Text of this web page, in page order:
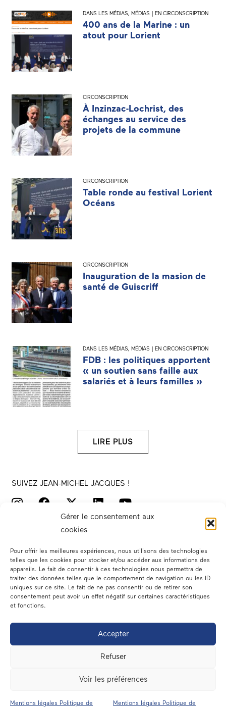
Gérer le consentement aux
cookies
Pour offrir les meilleures expériences, nous utilisons des technologies
telles que les cookies pour stocker et/ou accéder aux informations des
appareils. Le fait de consentir à ces technologies nous permettra de
traiter des données telles que le comportement de navigation ou les ID
uniques sur ce site. Le fait de ne pas consentir ou de retirer son
consentement peut avoir un effet négatif sur certaines caractéristiques
et fonctions.
Accepter
Refuser
Voir les préférences
Mentions légales Politique de Mentions légales Politique de
DANS LES MÉDIAS, MÉDIAS | EN CIRCONSCRIPTION
400 ans de la Marine : un
atout pour Lorient
CIRCONSCRIPTION
À Inzinzac-Lochrist, des
échanges au service des
projets de la commune
CIRCONSCRIPTION
Table ronde au festival Lorient
Océans
CIRCONSCRIPTION
Inauguration de la masion de
santé de Guiscriff
DANS LES MÉDIAS, MÉDIAS | EN CIRCONSCRIPTION
FDB : les politiques apportent
« un soutien sans faille aux
salariés et à leurs familles »
LIRE PLUS
SUIVEZ JEAN-MICHEL JACQUES !
Votre député
Dans les médias
En circonscription
A l’assemblée
Contact